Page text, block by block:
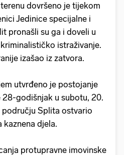
dovršeno je tijekom
Jedinice specijalne i
pronašli su ga i doveli u
istraživanje.
izašao iz zatvora.
utvrđeno je postojanje
28-godišnjak u subotu, 20.
Splita ostvario
kaznena djela.
protupravne imovinske